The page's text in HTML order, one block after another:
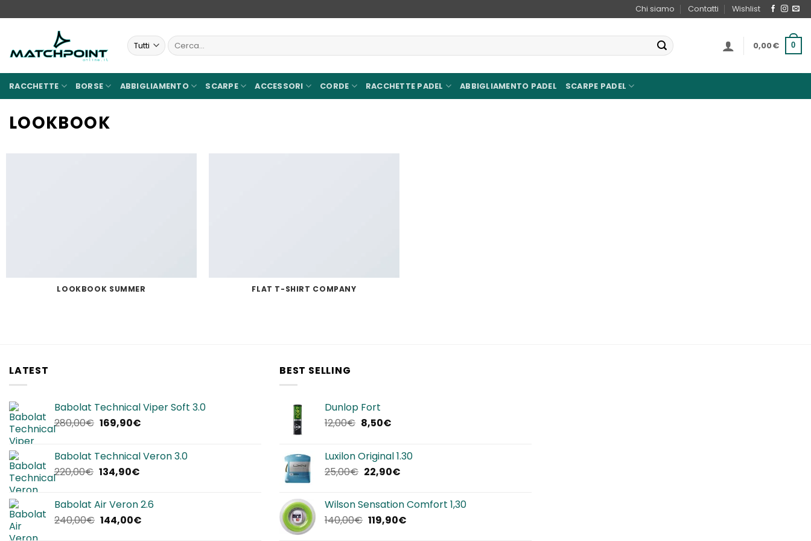
ai
Chi siamo Contatti Wishlist
Cerca: 0,00€ 0
RACCHETTE BORSE ABBIGLIAMENTO SCARPE ACCESSORI CORDE RACCHETTE PADEL ABBIGLIAMENTO PADEL SCARPE PADEL
LOOKBOOK
LOOKBOOK SUMMER FLAT T-SHIRT COMPANY
LATEST
Babolat Technical Viper Soft 3.0
280,00€ Il
era:
280,00€.
169,90€Il
è:
Babolat Technical Veron 3.0
220,00€ Il
era:
220,00€.
134,90€Il
è:
134,90€.
Babolat Air Veron 2.6
240,00€ Il
144,00€Il
BEST SELLING
Dunlop Fort
12,00€ Il
era:
12,00€.
8,50€Il
è:
8,50€.
Luxilon Original 1.30
25,00€ Il
era:
25,00€.
22,90€Il
è:
22,90€.
Wilson Sensation Comfort 1,30
140,00€ Il
119,90€Il